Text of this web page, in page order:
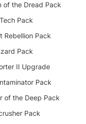
of the Dread Pack
Pack
Rebellion Pack
Pack
II Upgrade
Pack
of the Deep Pack
Pack